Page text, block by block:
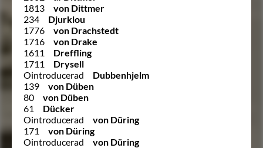
1813
von Dittmer
234
Djurklou
1776
von Drachstedt
1716
von Drake
1611
Dreffling
1711
Drysell
Ointroducerad
Dubbenhjelm
139
von Düben
80
von Düben
61
Dücker
Ointroducerad
von Düring
171
von Düring
Ointroducerad
von Düring